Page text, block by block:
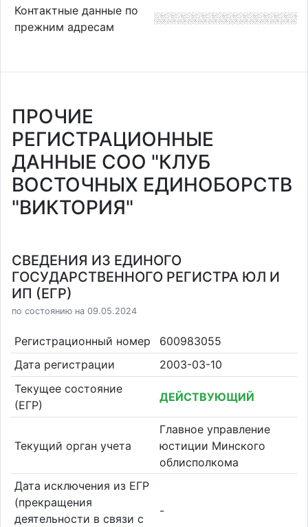
Контактные данные по
прежним адресам
ПРОЧИЕ
РЕГИСТРАЦИОННЫЕ
ДАННЫЕ СОО "КЛУБ
ВОСТОЧНЫХ ЕДИНОБОРСТВ
"ВИКТОРИЯ"
СВЕДЕНИЯ ИЗ ЕДИНОГО
ГОСУДАРСТВЕННОГО РЕГИСТРА ЮЛ И
ИП (ЕГР)
по состоянию на 09.05.2024
Регистрационный номер
600983055
Дата регистрации
2003-03-10
Текущее состояние
(ЕГР)
ДЕЙСТВУЮЩИЙ
Текущий орган учета
Главное управление
юстиции Минского
облисполкома
Дата исключения из ЕГР
(прекращения
деятельности в связи с
-